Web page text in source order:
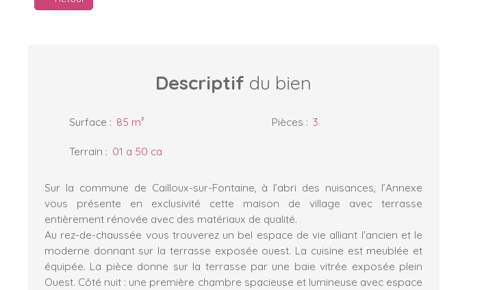
Descriptif du bien
Surface : 85 m² Pièces : 3
Terrain : 01 a 50 ca
Sur la commune de Cailloux-sur-Fontaine, à l’abri des nuisances, l’Annexe
vous présente en exclusivité cette maison de village avec terrasse
entièrement rénovée avec des matériaux de qualité.
Au rez-de-chaussée vous trouverez un bel espace de vie alliant l'ancien et le
moderne donnant sur la terrasse exposée ouest. La cuisine est meublée et
équipée. La pièce donne sur la terrasse par une baie vitrée exposée plein
Ouest. Côté nuit : une première chambre spacieuse et lumineuse avec espace